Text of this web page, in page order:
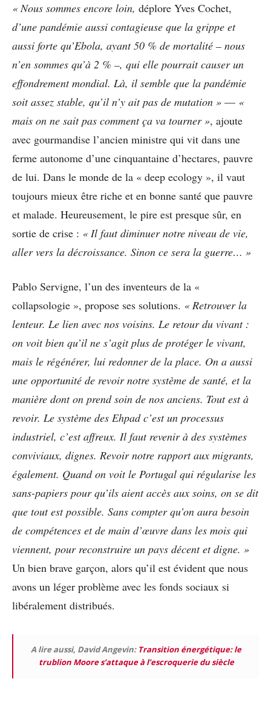
« Nous sommes encore loin, déplore Yves Cochet,
d’une pandémie aussi contagieuse que la grippe et
aussi forte qu’Ebola, ayant 50 % de mortalité – nous
n’en sommes qu’à 2 % –, qui elle pourrait causer un
effondrement mondial. Là, il semble que la pandémie
soit assez stable, qu’il n’y ait pas de mutation » — «
mais on ne sait pas comment ça va tourner », ajoute
avec gourmandise l’ancien ministre qui vit dans une
ferme autonome d’une cinquantaine d’hectares, pauvre
de lui. Dans le monde de la « deep ecology », il vaut
toujours mieux être riche et en bonne santé que pauvre
et malade. Heureusement, le pire est presque sûr, en
sortie de crise : « Il faut diminuer notre niveau de vie,
aller vers la décroissance. Sinon ce sera la guerre… »
Pablo Servigne, l’un des inventeurs de la «
collapsologie », propose ses solutions. « Retrouver la
lenteur. Le lien avec nos voisins. Le retour du vivant :
on voit bien qu’il ne s’agit plus de protéger le vivant,
mais le régénérer, lui redonner de la place. On a aussi
une opportunité de revoir notre système de santé, et la
manière dont on prend soin de nos anciens. Tout est à
revoir. Le système des Ehpad c’est un processus
industriel, c’est affreux. Il faut revenir à des systèmes
conviviaux, dignes. Revoir notre rapport aux migrants,
également. Quand on voit le Portugal qui régularise les
sans-papiers pour qu’ils aient accès aux soins, on se dit
que tout est possible. Sans compter qu’on aura besoin
de compétences et de main d’œuvre dans les mois qui
viennent, pour reconstruire un pays décent et digne. »
Un bien brave garçon, alors qu’il est évident que nous
avons un léger problème avec les fonds sociaux si
libéralement distribués.
A lire aussi, David Angevin: Transition énergétique: le
trublion Moore s’attaque à l’escroquerie du siècle